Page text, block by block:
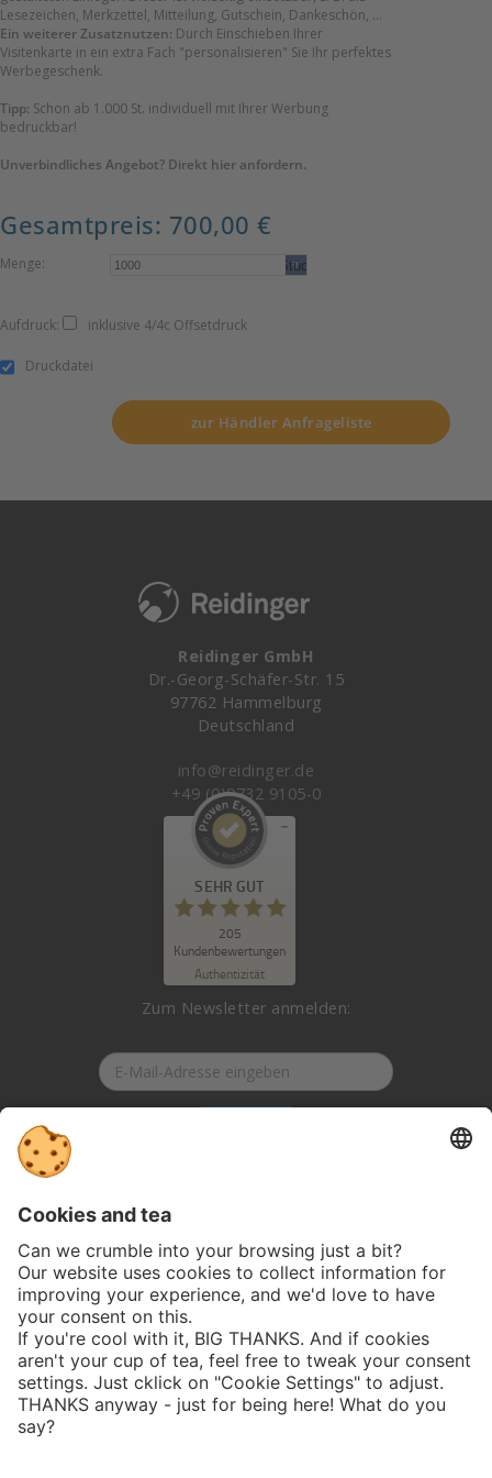
Exklusive Einzelverpackung
Steck-Etui
Bleistifte und Zollstöcke als individuelle
Werbeartikel
Farben, Holzart, Minen?
Bleistift mit Radiergummi
Lexikon
Bleistift mit Radiergummi
Lesezeichen, Merkzettel, Mitteilung, Gutschein, Dankeschön, ...
Ein weiterer Zusatznutzen: Durch Einschieben Ihrer
Visitenkarte in ein extra Fach "personalisieren" Sie Ihr perfektes
Werbegeschenk.
Tipp: Schon ab 1.000 St. individuell mit Ihrer Werbung
bedruckbar!
Unverbindliches Angebot? Direkt hier anfordern.
Gesamtpreis: 700,00 €
Menge:
Aufdruck: inklusive 4/4c Offsetdruck
Druckdatei
zur Händler Anfrageliste
Reidinger GmbH
Dr.-Georg-Schäfer-Str. 15
97762 Hammelburg
Deutschland
info@reidinger.de
+49 (0)9732 9105-0
Jobs
Datenschutz
AGB
SEHR GUT
205
Kundenbewertungen
Authentizität
Kundenbewertungen und Erfahrungen zu
Reidinger GmbH
Empfehlungen auf
ProvenExpert.com
4,90
/
ProvenExpert.com
Bewertungen von
4
anderen Quellen
Zum Newsletter anmelden:
Folge uns auf Social-Media: